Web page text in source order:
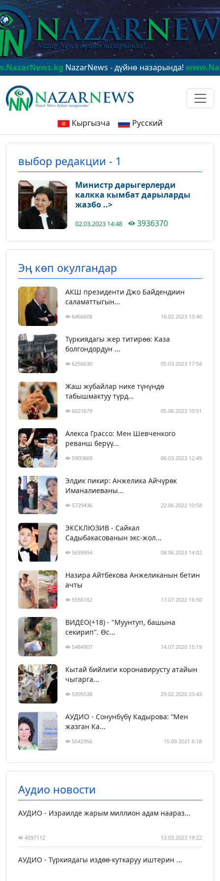
NazarNews - дүйнө назарында!
Кыргызча Русский
выбор редакции - 1
Министр дарыгерлерди
калкка кымбат дарыларды
жазбо ..>
02.03.2023 14:48 3936370
Эң көп окулгандар
АКШ президенти Джо Байдендиин
саламаттыгын...
6466608 16.02.2023 13:40
Түркиядагы жер титирөө: Каза
болгондордун ...
6256630 05.03.2023 17:54
Жаш жубайлар нике түнүндө
табышмактуу түрд...
6021679 05.06.2023 10:51
Алекса Грассо: Мен Шевченкого
реванш берүү...
5900869 06.03.2023 12:49
Элдик пикир: Анжелика Айчүрөк
Иманалиеваны...
5729436 22.06.2022 10:58
ЭКСКЛЮЗИВ - Сайкал
Садыбакасованын экс-жол...
5659994 08.06.2023 14:02
Назира Айтбекова Анжеликанын бетин
ачты
5556182 17.07.2022 16:50
ВИДЕО(+18) - "Муунтуп, башына
секирип". Өс...
5484907 14.07.2020 15:19
Кытай бийлиги коронавирусту атайын
чыгарга...
5395538 29.02.2020 23:43
АУДИО - Сонунбүбү Кадырова: “Мен
жазган Ка...
5042956 15.09.2021 6:18
Аудио новости
АУДИО - Израилде жарым миллион адам наараз...
4597112 13.03.2023 19:22
АУДИО - Түркиядагы издөө-куткаруу иштерин ...